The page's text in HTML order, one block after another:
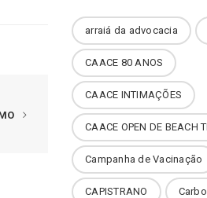
arraiá da advocacia
CAACE 80 ANOS
CAACE INTIMAÇÕES
CAACE OPEN DE BEACH
Campanha de Vacinação
CAPISTRANO